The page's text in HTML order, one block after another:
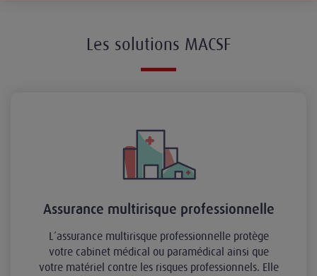
Les solutions MACSF
Assurance multirisque professionnelle
L’assurance multirisque professionnelle protège
votre cabinet médical ou paramédical ainsi que
votre matériel contre les risques professionnels. Elle